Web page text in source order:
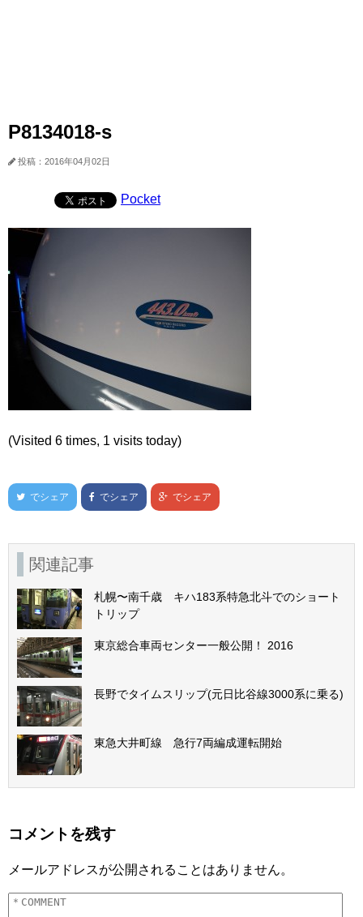
P8134018-s
投稿：2016年04月02日
Pocket
(Visited 6 times, 1 visits today)
でシェア でシェア でシェア
関連記事
札幌〜南千歳 キハ183系特急北斗でのショート
トリップ
東京総合車両センター一般公開！ 2016
長野でタイムスリップ(元日比谷線3000系に乗る)
東急大井町線 急行7両編成運転開始
コメントを残す
メールアドレスが公開されることはありません。